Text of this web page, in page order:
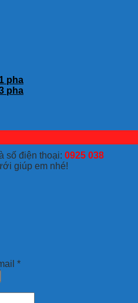
pha
pha
số điện thoại: 0925 038
giúp em nhé!
*